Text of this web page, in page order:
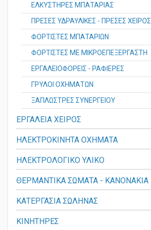
ΕΛΚΥΣΤΗΡΕΣ ΜΠΑΤΑΡΙΑΣ
ΠΡΕΣΕΣ ΥΔΡΑΥΛΙΚΕΣ - ΠΡΕΣΕΣ ΧΕΙΡΟΣ
ΦΟΡΤΙΣΤΕΣ ΜΠΑΤΑΡΙΩΝ
ΦΟΡΤΙΣΤΕΣ ΜΕ ΜΙΚΡΟΕΠΕΞΕΡΓΑΣΤΗ
ΕΡΓΑΛΕΙΟΦΟΡΕΙΣ - ΡΑΦΙΕΡΕΣ
ΓΡΥΛΟΙ ΟΧΗΜΑΤΩΝ
ΞΑΠΛΩΣΤΡΕΣ ΣΥΝΕΡΓΕΙΟΥ
ΕΡΓΑΛΕΙΑ ΧΕΙΡΟΣ
ΗΛΕΚΤΡΟΚΙΝΗΤΑ ΟΧΗΜΑΤΑ
ΗΛΕΚΤΡΟΛΟΓΙΚΟ ΥΛΙΚΟ
ΘΕΡΜΑΝΤΙΚΑ ΣΩΜΑΤΑ - KANONAKIA
ΚΑΤΕΡΓΑΣΙΑ ΣΩΛΗΝΑΣ
ΚΙΝΗΤΗΡΕΣ